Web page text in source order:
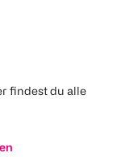
findest du alle